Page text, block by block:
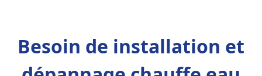
Besoin de installation et